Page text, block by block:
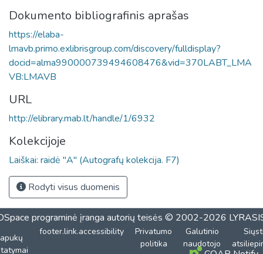
Dokumento bibliografinis aprašas
https://elaba-
lmavb.primo.exlibrisgroup.com/discovery/fulldisplay?
docid=alma990000739494608476&vid=370LABT_LMA
VB:LMAVB
URL
http://elibrary.mab.lt/handle/1/6932
Kolekcijoje
Laiškai: raidė "A" (Autografų kolekcija. F7)
Rodyti visus duomenis
programinė įranga autorių teisės © 2002-2026
footer.link.accessibility
Privatumo
politika
Galutinio
naudotojo